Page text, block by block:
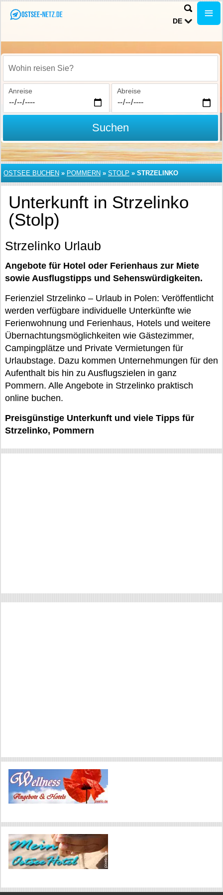
DE
Wohin reisen Sie?
Anreise Abreise
Suchen
OSTSEE BUCHEN » POMMERN » STOLP » STRZELINKO
Unterkunft in Strzelinko
(Stolp)
Strzelinko Urlaub
Angebote für Hotel oder Ferienhaus zur Miete
sowie Ausflugstipps und Sehenswürdigkeiten.
Ferienziel Strzelinko – Urlaub in Polen: Veröffentlicht
werden verfügbare individuelle Unterkünfte wie
Ferienwohnung und Ferienhaus, Hotels und weitere
Übernachtungsmöglichkeiten wie Gästezimmer,
Campingplätze und Private Vermietungen für
Urlaubstage. Dazu kommen Unternehmungen für den
Aufenthalt bis hin zu Ausflugszielen in ganz
Pommern. Alle Angebote in Strzelinko praktisch
online buchen.
Preisgünstige Unterkunft und viele Tipps für
Strzelinko, Pommern